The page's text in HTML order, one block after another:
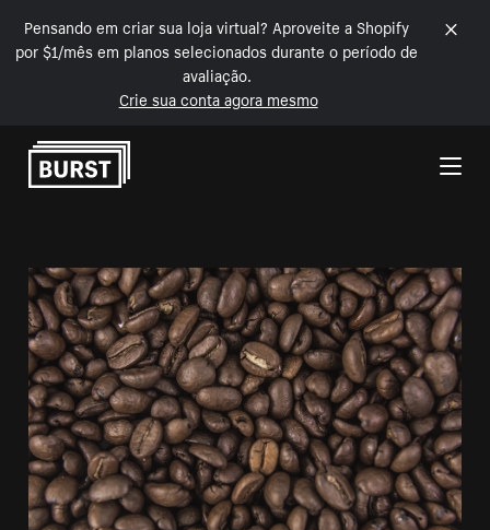
Pensando em criar sua loja virtual? Aproveite a Shopify
por $1/mês em planos selecionados durante o período de
avaliação.
Crie sua conta agora mesmo
Pular para o conteúdo